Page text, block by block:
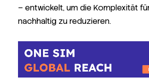
– entwickelt, um die Komplexität
nachhaltig zu reduzieren.